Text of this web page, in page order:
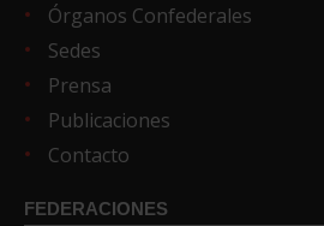
Órganos Confederales
Sedes
Prensa
Publicaciones
Contacto
FEDERACIONES